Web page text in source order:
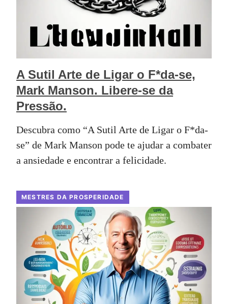
A Sutil Arte de Ligar o F*da-se,
Mark Manson. Libere-se da
Pressão.
Descubra como “A Sutil Arte de Ligar o F*da-
se” de Mark Manson pode te ajudar a combater
a ansiedade e encontrar a felicidade.
MESTRES DA PROSPERIDADE